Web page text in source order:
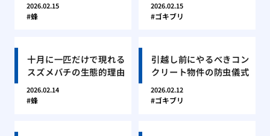
2026.02.15
蜂
2026.02.15
ゴキブリ
十月に一匹だけで現れる
スズメバチの生態的理由
2026.02.14
蜂
引越し前にやるべきコン
クリート物件の防虫儀式
2026.02.12
ゴキブリ